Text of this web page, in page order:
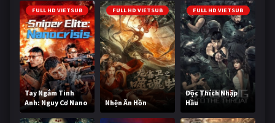
FULL HD VIETSUB
Tay Ngắm Tinh
Anh: Nguy Cơ Nano
FULL HD VIETSUB
Nhện Ăn Hồn
FULL HD VIETSUB
Độc Thích Nhập
Hầu